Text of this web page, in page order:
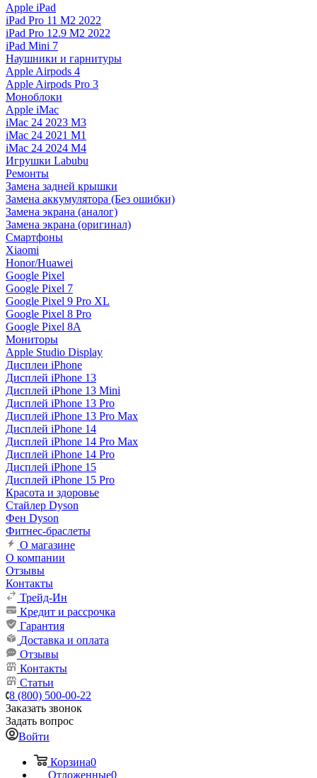
Apple iPad
iPad Pro 11 M2 2022
iPad Pro 12.9 M2 2022
iPad Mini 7
Наушники и гарнитуры
Apple Airpods 4
Apple Airpods Pro 3
Моноблоки
Apple iMac
iMac 24 2023 M3
iMac 24 2021 M1
iMac 24 2024 M4
Игрушки Labubu
Ремонты
Замена задней крышки
Замена аккумулятора (Без ошибки)
Замена экрана (аналог)
Замена экрана (оригинал)
Смартфоны
Xiaomi
Honor/Huawei
Google Pixel
Google Pixel 7
Google Pixel 9 Pro XL
Google Pixel 8 Pro
Google Pixel 8A
Мониторы
Apple Studio Display
Дисплеи iPhone
Дисплей iPhone 13
Дисплей iPhone 13 Mini
Дисплей iPhone 13 Pro
Дисплей iPhone 13 Pro Max
Дисплей iPhone 14
Дисплей iPhone 14 Pro Max
Дисплей iPhone 14 Pro
Дисплей iPhone 15
Дисплей iPhone 15 Pro
Красота и здоровье
Стайлер Dyson
Фен Dyson
Фитнес-браслеты
О магазине
О компании
Отзывы
Контакты
Трейд-Ин
Кредит и рассрочка
Гарантия
Доставка и оплата
Отзывы
Контакты
Статьи
8 (800) 500-00-22
Заказать звонок
Задать вопрос
Войти
Корзина0
Отложенные0